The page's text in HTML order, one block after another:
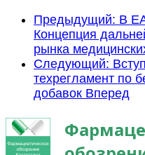
Предыдущий: В
Концепция
рынка
Следующий:
техрегламент по
добавок Вперед